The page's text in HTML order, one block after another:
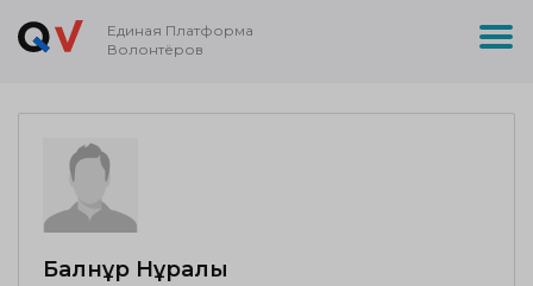
Единая Платформа
Волонтёров
Балнұр Нұралы